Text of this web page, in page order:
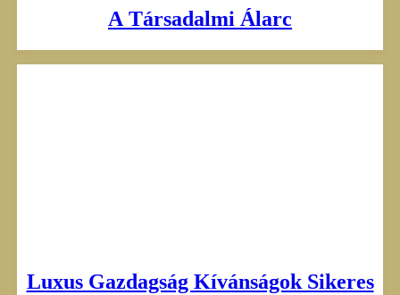
A Társadalmi Álarc
Luxus Gazdagság Kívánságok Sikeres